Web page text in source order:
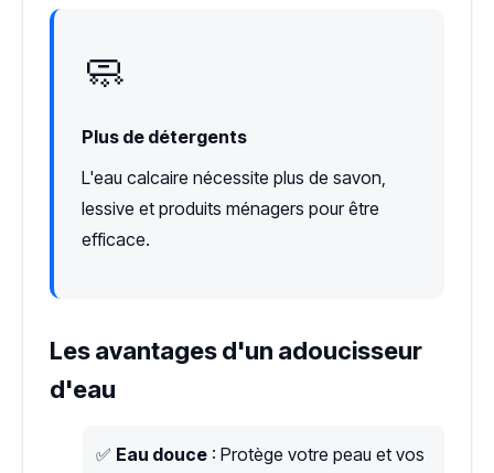
🧼
Plus de détergents
L'eau calcaire nécessite plus de savon,
lessive et produits ménagers pour être
efficace.
Les avantages d'un adoucisseur
d'eau
✅ Eau douce : Protège votre peau et vos